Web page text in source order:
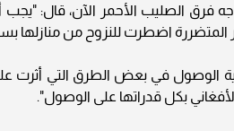
فرق الصليب الأحمر الآن، قال:
المتضررة اضطرت للنزوح من منازلها
الوصول في بعض الطرق التي أثرت
بكل قدراتها على الوصول".